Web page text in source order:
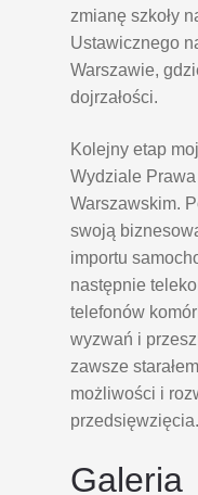
zmianę szkoły
Ustawicznego
Warszawie,
dojrzałości.
Kolejny etap
Wydziale
Warszawskim.
swoją
importu
następnie
telefonów
wyzwań i
zawsze
możliwości i
przedsięwzięcia.
Galeria